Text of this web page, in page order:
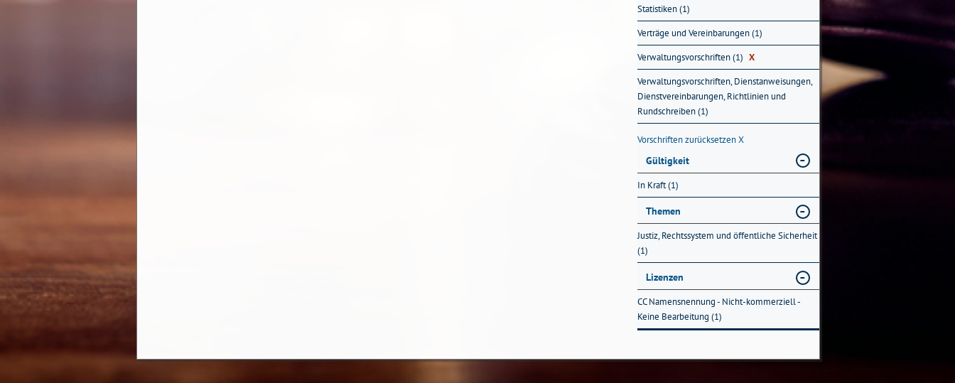
Statistiken (1)
Verträge und Vereinbarungen (1)
Verwaltungsvorschriften (1) X
Verwaltungsvorschriften, Dienstanweisungen,
Dienstvereinbarungen, Richtlinien und
Rundschreiben (1)
Vorschriften zurücksetzenX
Gültigkeit
In Kraft (1)
Themen
Justiz, Rechtssystem und öffentliche Sicherheit
(1)
Lizenzen
CC Namensnennung - Nicht-kommerziell -
Keine Bearbeitung (1)